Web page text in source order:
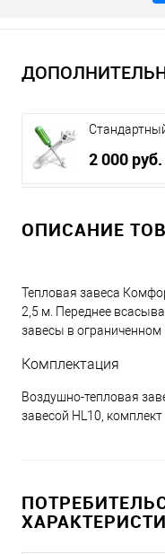
2 000 руб.
ОПИСАНИЕ
Тепловая завеса
2,5 м. Переднее
завесы в ограниченном
Комплектация
Воздушно-тепловая
завесой HL10,